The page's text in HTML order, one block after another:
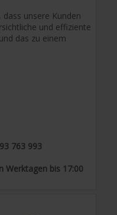
unsere Kunden
und effiziente
das zu einem
763 993
Werktagen bis 17:00